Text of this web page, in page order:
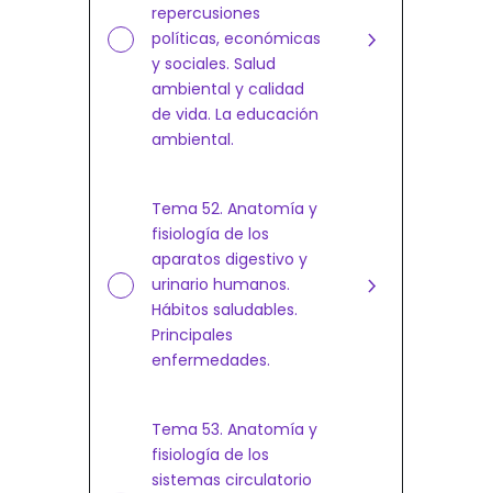
repercusiones
políticas, económicas
y sociales. Salud
ambiental y calidad
de vida. La educación
ambiental.
Tema 52. Anatomía y
fisiología de los
aparatos digestivo y
urinario humanos.
Hábitos saludables.
Principales
enfermedades.
Tema 53. Anatomía y
fisiología de los
sistemas circulatorio